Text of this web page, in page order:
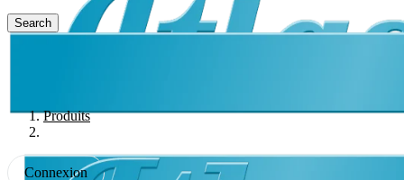
Search
Produits
Connexion